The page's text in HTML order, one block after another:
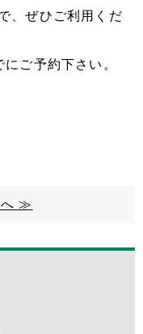
、ぜひご利用くだ
ご予約下さい。
へ ≫